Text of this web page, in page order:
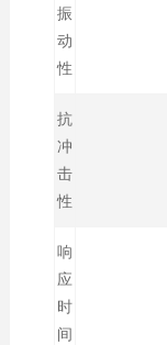
振
动
性
抗
冲
击
性
响
应
时
间